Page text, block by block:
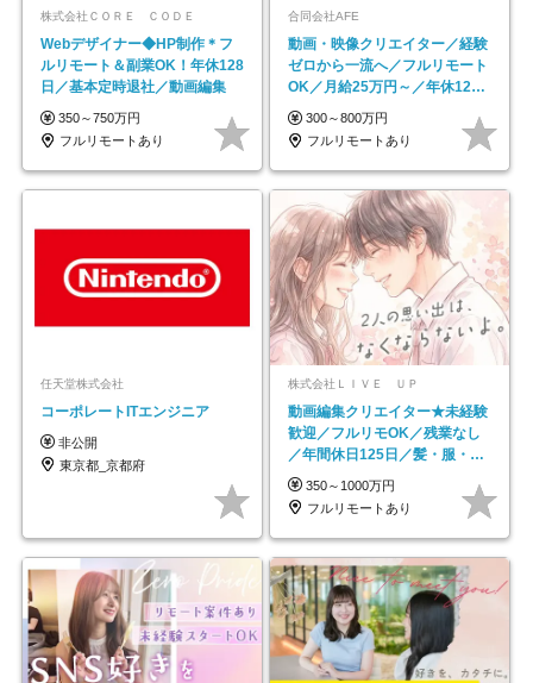
株式会社ＣＯＲＥ ＣＯＤＥ
Webデザイナー◆HP制作＊フ
ルリモート＆副業OK！年休128
日／基本定時退社／動画編集
350～750万円
フルリモートあり
合同会社AFE
動画・映像クリエイター／経験
ゼロから一流へ／フルリモート
OK／月給25万円～／年休125
日以上
300～800万円
フルリモートあり
任天堂株式会社
コーポレートITエンジニア
非公開
東京都_京都府
株式会社ＬＩＶＥ ＵＰ
動画編集クリエイター★未経験
歓迎／フルリモOK／残業なし
／年間休日125日／髪・服・ネ
イル自由／研修充実で安心
350～1000万円
フルリモートあり